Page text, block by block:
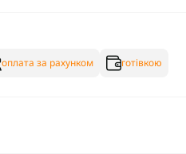
оплата за рахунком готівкою